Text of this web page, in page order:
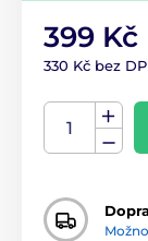
399 Kč
330 Kč bez